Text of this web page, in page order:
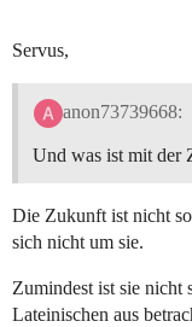
Servus,
anon73739668:
Und was ist mit der
Die Zukunft ist nicht
sich nicht um sie.
Zumindest ist sie nicht
Lateinischen aus